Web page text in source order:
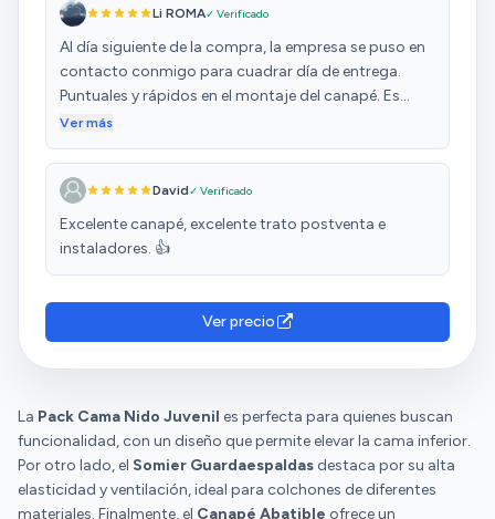
Li ROMA✓ Verificado
Al día siguiente de la compra, la empresa se puso en
contacto conmigo para cuadrar día de entrega.
Puntuales y rápidos en el montaje del canapé. Es
amplio y bonito,tal cual la descripción. Solicite el
y se llevaron. Lo recomiendo y volveria a comprar sin
duda.
Ver más
David✓ Verificado
Excelente canapé, excelente trato postventa e
instaladores. 👍
Ver precio
La Pack Cama Nido Juvenil es perfecta para quienes buscan
funcionalidad, con un diseño que permite elevar la cama inferior.
Por otro lado, el Somier Guardaespaldas destaca por su alta
elasticidad y ventilación, ideal para colchones de diferentes
materiales. Finalmente, el Canapé Abatible ofrece un